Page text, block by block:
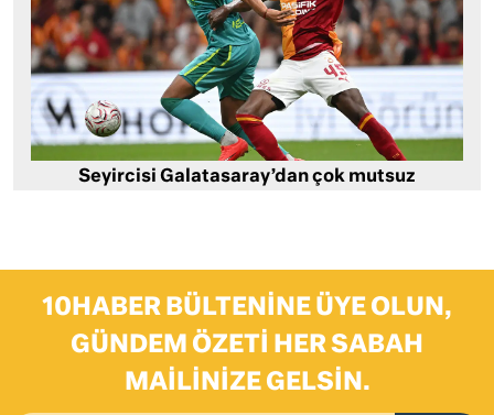
Seyircisi Galatasaray’dan çok mutsuz
10HABER BÜLTENINE ÜYE OLUN,
GÜNDEM ÖZETI HER SABAH
MAILINIZE GELSIN.